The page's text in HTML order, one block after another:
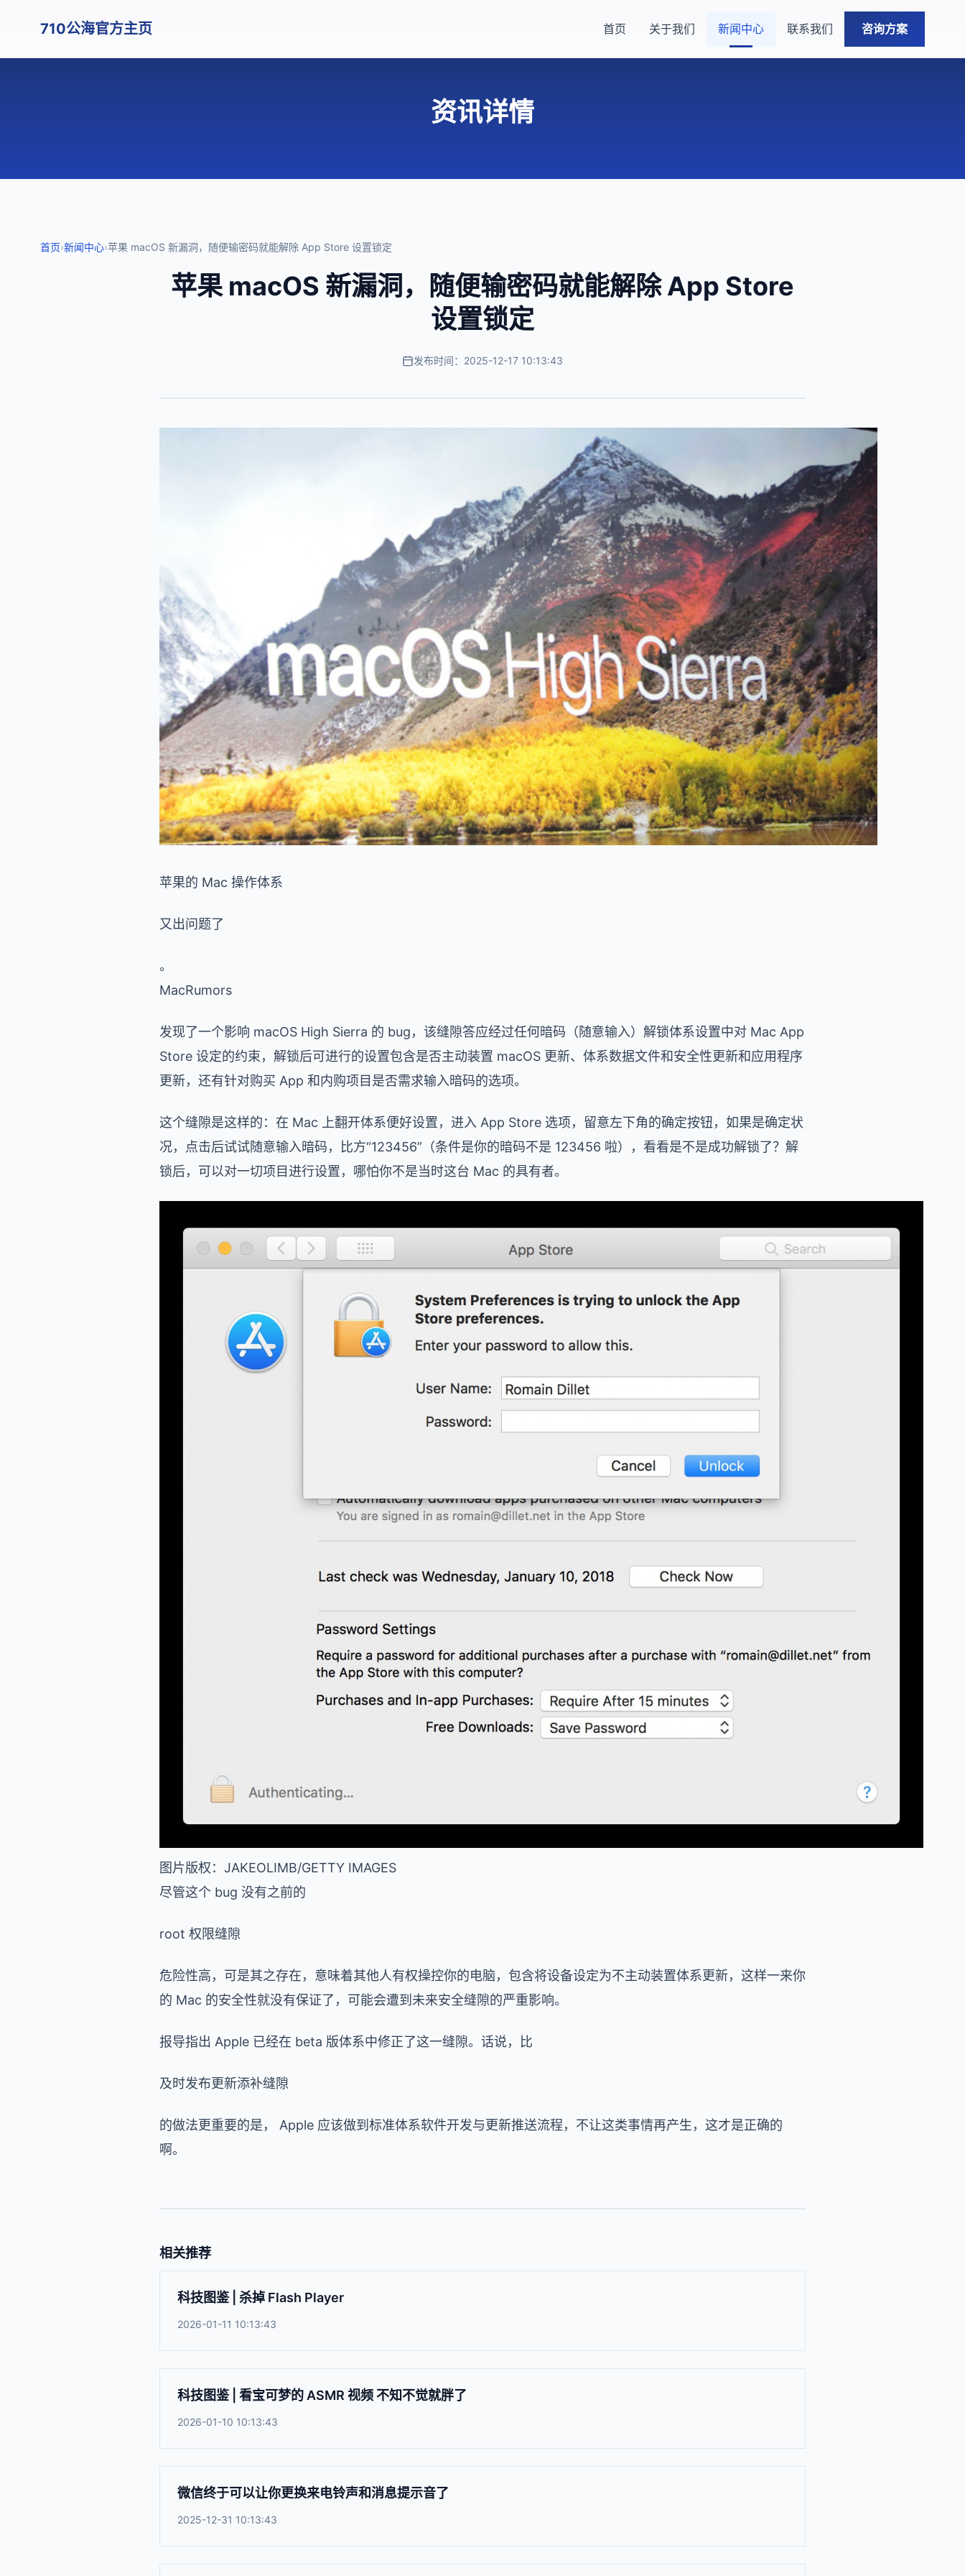
710公海官方主页 首页 关于我们 新闻中心 联系我们 咨询方案
资讯详情
首页›新闻中心›苹果 macOS 新漏洞，随便输密码就能解除 App Store 设置锁定
苹果 macOS 新漏洞，随便输密码就能解除 App Store
设置锁定
发布时间：2025-12-17 10:13:43
苹果的 Mac 操作体系
又出问题了
。
MacRumors
发现了一个影响 macOS High Sierra 的 bug，该缝隙答应经过任何暗码（随意输入）解锁体系设置中对 Mac App
Store 设定的约束，解锁后可进行的设置包含是否主动装置 macOS 更新、体系数据文件和安全性更新和应用程序
更新，还有针对购买 App 和内购项目是否需求输入暗码的选项。
这个缝隙是这样的：在 Mac 上翻开体系便好设置，进入 App Store 选项，留意左下角的确定按钮，如果是确定状
况，点击后试试随意输入暗码，比方“123456”（条件是你的暗码不是 123456 啦），看看是不是成功解锁了？解
锁后，可以对一切项目进行设置，哪怕你不是当时这台 Mac 的具有者。
图片版权：JAKEOLIMB/GETTY IMAGES
尽管这个 bug 没有之前的
root 权限缝隙
危险性高，可是其之存在，意味着其他人有权操控你的电脑，包含将设备设定为不主动装置体系更新，这样一来你
的 Mac 的安全性就没有保证了，可能会遭到未来安全缝隙的严重影响。
报导指出 Apple 已经在 beta 版体系中修正了这一缝隙。话说，比
及时发布更新添补缝隙
的做法更重要的是， Apple 应该做到标准体系软件开发与更新推送流程，不让这类事情再产生，这才是正确的
啊。
相关推荐
科技图鉴 | 杀掉 Flash Player
2026-01-11 10:13:43
科技图鉴 | 看宝可梦的 ASMR 视频 不知不觉就胖了
2026-01-10 10:13:43
微信终于可以让你更换来电铃声和消息提示音了
2025-12-31 10:13:43